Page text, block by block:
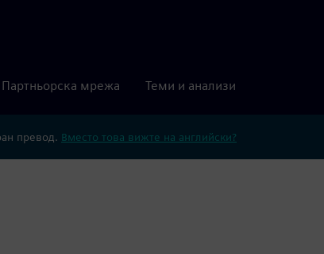
Партньорска мрежа Теми и анализи
превод. Вместо това вижте на английски?